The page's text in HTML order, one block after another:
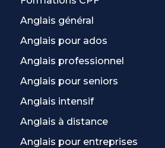
Anglais général
Anglais pour ados
Anglais professionnel
Anglais pour seniors
Anglais intensif
Anglais à distance
Anglais pour entreprises